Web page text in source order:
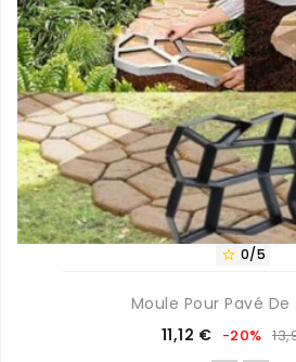
 0/5
Moule Pour Pavé De
Prix
11,12 € Prix
de
-20%